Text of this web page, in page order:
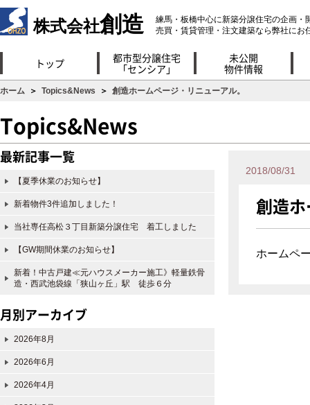
株式会社創造
練馬・板橋中心に新築分譲住宅の企画・
売買・賃貸管理・注文建築なら弊社にお
トップ
都市型分譲住宅
「センシア」
未公開
物件情報
ホーム ＞ Topics&News ＞ 創造ホームページ・リニューアル。
Topics&News
2018/08/31
創造
ホームペ
最新記事一覧
【夏季休業のお知らせ】
新着物件3件追加しました！
当社専任高松３丁目新築分譲住宅 着工しました
【GW期間休業のお知らせ】
新着！中古戸建≪元ハウスメーカー施工》軽量鉄骨
造・西武池袋線「狭山ヶ丘」駅 徒歩６分
月別アーカイブ
2026年8月
2026年6月
2026年4月